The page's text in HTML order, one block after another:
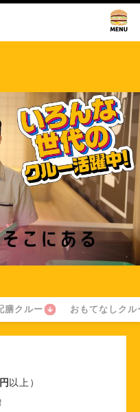
膳クルー おもてなしクル
円 以上）